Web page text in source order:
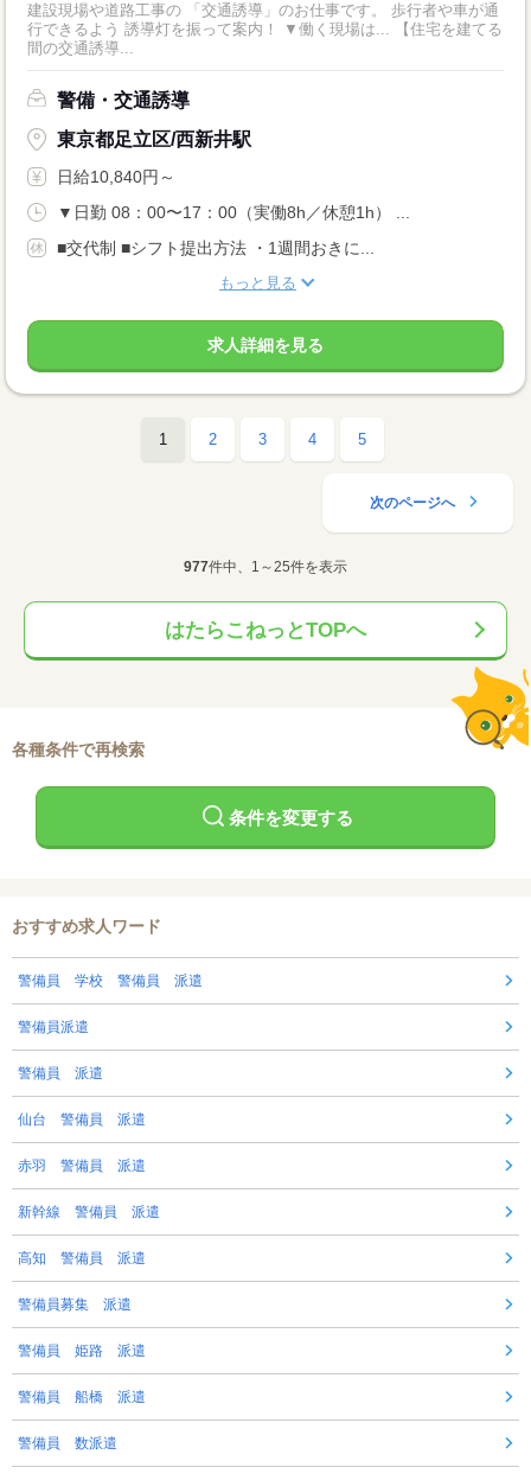
建設現場や道路工事の 「交通誘導」のお仕事です。 歩行者や車が通
行できるよう 誘導灯を振って案内！ ▼働く現場は... 【住宅を建てる
間の交通誘導...
警備・交通誘導
東京都足立区/西新井駅
日給10,840円～
▼日勤 08：00〜17：00（実働8h／休憩1h） ...
■交代制 ■シフト提出方法 ・1週間おきに...
もっと見る
求人詳細を見る
1 2 3 4 5
次のページへ
977件中、1～25件を表示
はたらこねっとTOPへ
各種条件で再検索
条件を変更する
おすすめ求人ワード
警備員 学校 警備員 派遣
警備員派遣
警備員 派遣
仙台 警備員 派遣
赤羽 警備員 派遣
新幹線 警備員 派遣
高知 警備員 派遣
警備員募集 派遣
警備員 姫路 派遣
警備員 船橋 派遣
警備員 数派遣